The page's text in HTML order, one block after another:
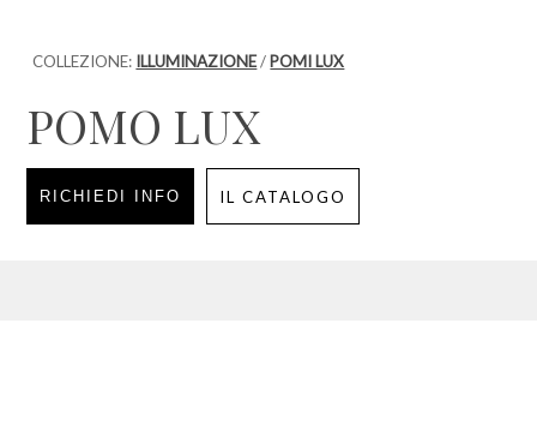
COLLEZIONE: ILLUMINAZIONE/ POMI LUX
POMO LUX
RICHIEDI INFO IL CATALOGO